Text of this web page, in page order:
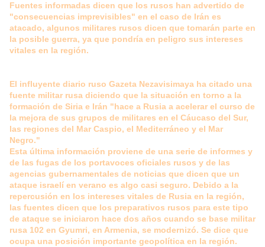
Fuentes informadas dicen que los rusos han advertido de
"consecuencias imprevisibles" en el caso de Irán es
atacado, algunos militares rusos dicen que tomarán parte en
la posible guerra, ya que pondría en peligro sus intereses
vitales en la región.
El influyente diario ruso Gazeta Nezavisimaya ha citado una
fuente militar rusa diciendo que la situación en torno a la
formación de Siria e Irán "hace a Rusia a acelerar el curso de
la mejora de sus grupos de militares en el Cáucaso del Sur,
las regiones del Mar Caspio, el Mediterráneo y el Mar
Negro."
Esta última información proviene de una serie de informes y
de las fugas de los portavoces oficiales rusos y de las
agencias gubernamentales de noticias que dicen que un
ataque israelí en verano es algo casi seguro. Debido a la
repercusión en los intereses vitales de Rusia en la región,
las fuentes dicen que los preparativos rusos para este tipo
de ataque se iniciaron hace dos años cuando se base militar
rusa 102 en Gyumri, en Armenia, se modernizó. Se dice que
ocupa una posición importante geopolítica en la región.